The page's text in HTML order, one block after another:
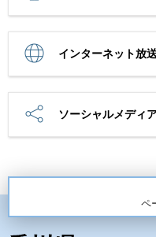
インターネット放
ソーシャルメディ
ペ